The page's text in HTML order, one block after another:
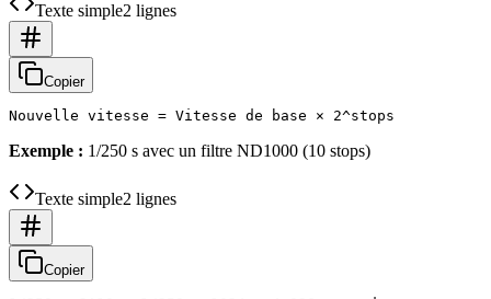
Texte simple2 lignes
Copier
Exemple : 1/250 s avec un filtre ND1000 (10 stops)
Texte simple2 lignes
Copier